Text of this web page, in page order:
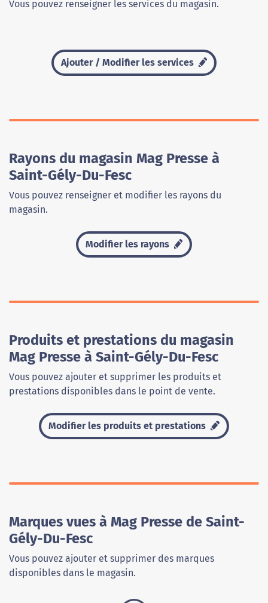
Vous pouvez renseigner les services du magasin.
Ajouter / Modifier les services
Rayons du magasin Mag Presse à
Saint-Gély-Du-Fesc
Vous pouvez renseigner et modifier les rayons du
magasin.
Modifier les rayons
Produits et prestations du magasin
Mag Presse à Saint-Gély-Du-Fesc
Vous pouvez ajouter et supprimer les produits et
prestations disponibles dans le point de vente.
Modifier les produits et prestations
Marques vues à Mag Presse de Saint-
Gély-Du-Fesc
Vous pouvez ajouter et supprimer des marques
disponibles dans le magasin.